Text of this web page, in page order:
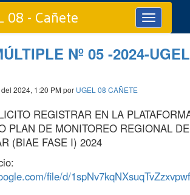
Toggle
navigation
08 - Cañete
Nº 05 -2024-
2024, 1:20 PM por UGEL 08 CAÑETE
REGISTRAR EN LA
PLAN DE MONITOREO REGIONAL
(BIAE FASE I) 2024
file/d/